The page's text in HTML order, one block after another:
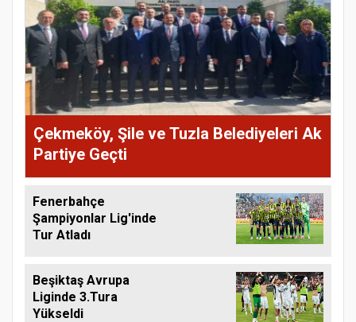
Çekmeköy, Şile ve Tuzla Belediyeleri Ak
Partiye Geçti
Fenerbahçe
Şampiyonlar Lig'inde
Tur Atladı
Beşiktaş Avrupa
Liginde 3.Tura
Yükseldi